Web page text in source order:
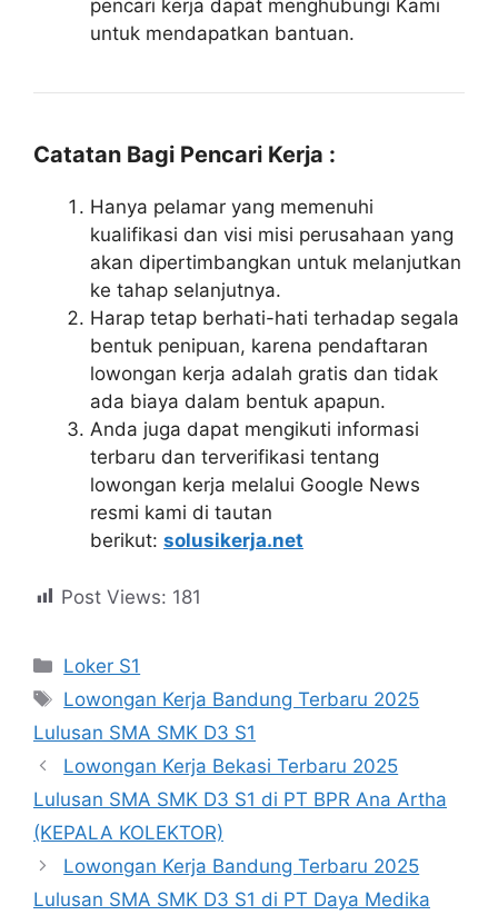
pencari kerja dapat menghubungi Kami
untuk mendapatkan bantuan.
Catatan Bagi Pencari Kerja :
Hanya pelamar yang memenuhi
kualifikasi dan visi misi perusahaan yang
akan dipertimbangkan untuk melanjutkan
ke tahap selanjutnya.
Harap tetap berhati-hati terhadap segala
bentuk penipuan, karena pendaftaran
lowongan kerja adalah gratis dan tidak
ada biaya dalam bentuk apapun.
Anda juga dapat mengikuti informasi
terbaru dan terverifikasi tentang
lowongan kerja melalui Google News
resmi kami di tautan
berikut: solusikerja.net
Post Views: 181
Kategori
Loker S1
Tag
Lowongan Kerja Bandung Terbaru 2025
Lulusan SMA SMK D3 S1
Lowongan Kerja Bekasi Terbaru 2025
Lulusan SMA SMK D3 S1 di PT BPR Ana Artha
(KEPALA KOLEKTOR)
Lowongan Kerja Bandung Terbaru 2025
Lulusan SMA SMK D3 S1 di PT Daya Medika